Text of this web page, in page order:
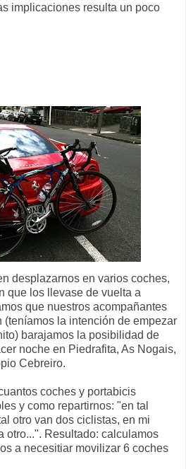
implicaciones resulta un poco
desplazarnos en varios coches,
que los llevase de vuelta a
que nuestros acompañantes
(teníamos la intención de empezar
barajamos la posibilidad de
noche en Piedrafita, As Nogais,
Cebreiro.
coches y portabicis
y como repartirnos: "en tal
otro van dos ciclistas, en mi
otro...". Resultado: calculamos
a necesitiar movilizar 6 coches